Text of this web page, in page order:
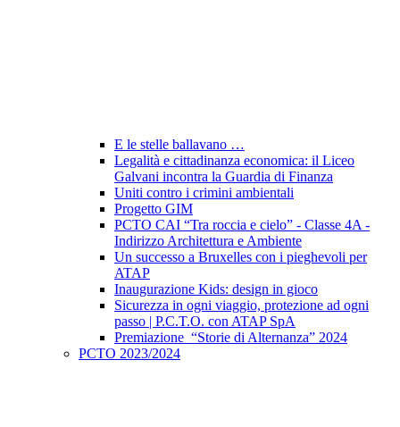
E le stelle ballavano …
Legalità e cittadinanza economica: il Liceo
Galvani incontra la Guardia di Finanza
Uniti contro i crimini ambientali
Progetto GIM
PCTO CAI “Tra roccia e cielo” - Classe 4A -
Indirizzo Architettura e Ambiente
Un successo a Bruxelles con i pieghevoli per
ATAP
Inaugurazione Kids: design in gioco
Sicurezza in ogni viaggio, protezione ad ogni
passo | P.C.T.O. con ATAP SpA
Premiazione “Storie di Alternanza” 2024
PCTO 2023/2024